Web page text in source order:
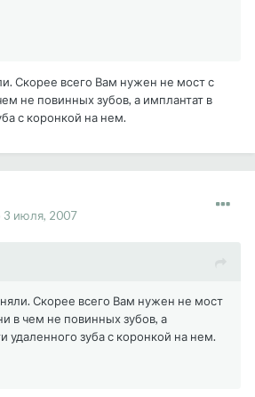
Скорее всего Вам нужен не мост с
не повинных зубов, а имплантат в
с коронкой на нем.
3 июля, 2007
Скорее всего Вам нужен не мост
в чем не повинных зубов, а
удаленного зуба с коронкой на нем.